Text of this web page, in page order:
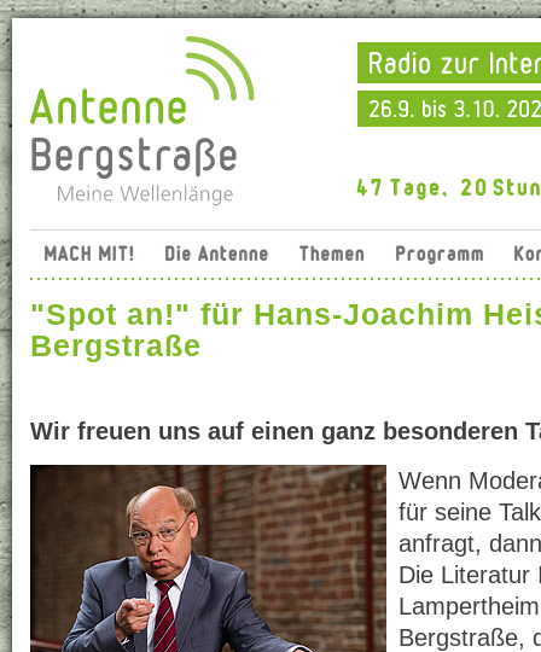
"Spot an!" für Hans-Joachim
Bergstraße
Wir freuen uns auf einen ganz besonderen
Wenn
für seine
anfragt,
Die Literatur
Bergstraße,